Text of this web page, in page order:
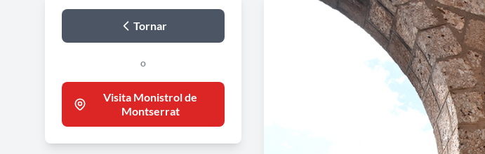
Tornar
o
Visita Monistrol de
Montserrat